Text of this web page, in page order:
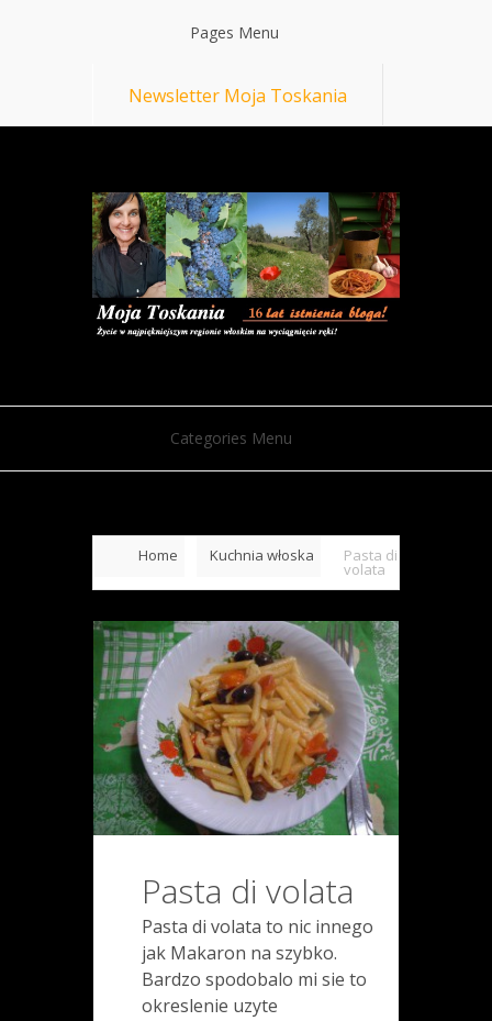
Pages Menu
Newsletter Moja Toskania
Categories Menu
Home Kuchnia włoska Pasta di
volata
Pasta di volata
Pasta di volata to nic innego
jak Makaron na szybko.
Bardzo spodobalo mi sie to
okreslenie uzyte